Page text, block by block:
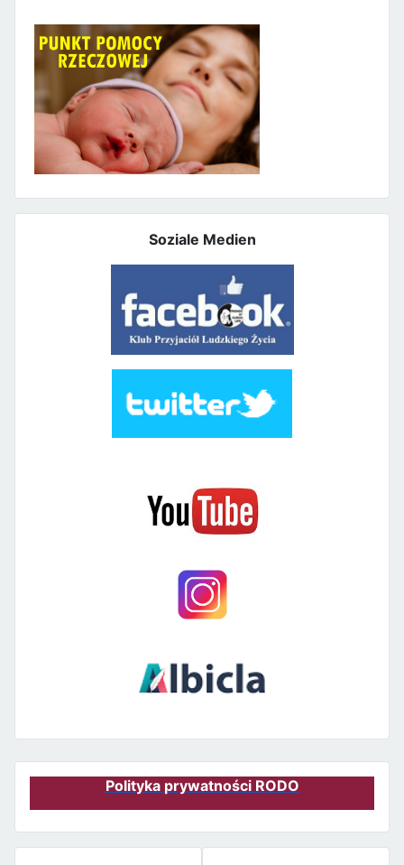
Soziale Medien
Polityka prywatności RODO